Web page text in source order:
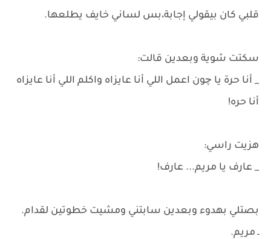
قلبي كان بيقولي إجابة،بس لساني خايف يطلعها.
سكتت شوية وبعدين قالت:
_ أنا حرة يا چون اعمل اللي أنا عايزاه واكلم اللي أنا عايزاه
أنا حره!
هزيت راسي:
_ عارف يا مريم... عارف!
بصتلي بهدوء وبعدين سابتني ومشيت خطوتين لقدام.
ـ مريم.